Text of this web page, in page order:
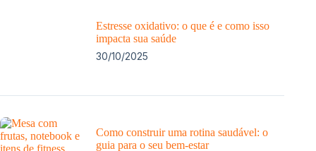
Estresse oxidativo: o que é e como isso
impacta sua saúde
30/10/2025
Como construir uma rotina saudável: o
guia para o seu bem-estar